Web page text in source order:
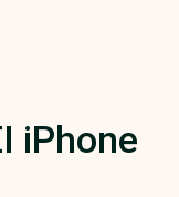
iPhone